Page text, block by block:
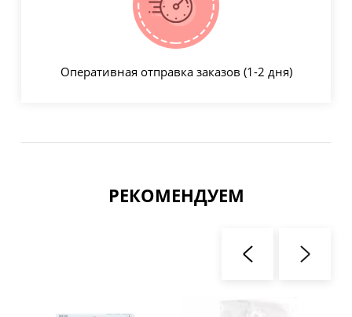
Оперативная отправка заказов (1-2 дня)
РЕКОМЕНДУЕМ